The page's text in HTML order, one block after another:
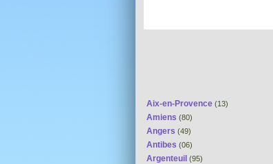
Aix-en-Provence (13)
Amiens (80)
Angers (49)
Antibes (06)
Argenteuil (95)